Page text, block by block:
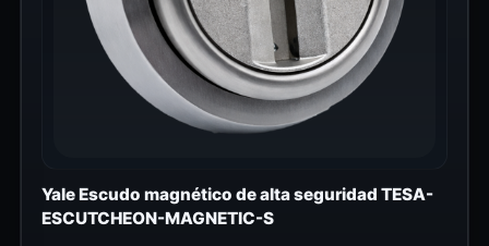
Yale Escudo magnético de alta seguridad TESA-
ESCUTCHEON-MAGNETIC-S